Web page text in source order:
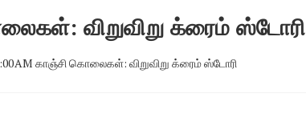
விறுவிறு க்ரைம் ஸ்டோரி
AM ·காஞ்சி கொலைகள்: விறுவிறு க்ரைம் ஸ்டோரி